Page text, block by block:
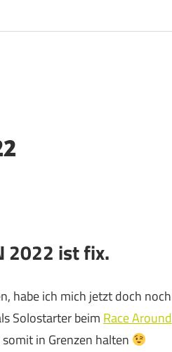
2022 ist fix.
habe ich mich jetzt doch noch
Solostarter beim Race Around
in Grenzen halten